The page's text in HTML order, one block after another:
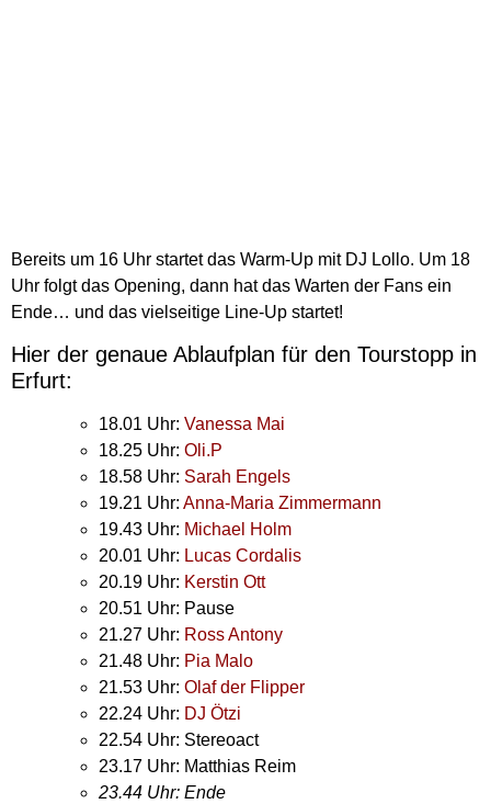
Bereits um 16 Uhr startet das Warm-Up mit DJ Lollo. Um 18
Uhr folgt das Opening, dann hat das Warten der Fans ein
Ende… und das vielseitige Line-Up startet!
Hier der genaue Ablaufplan für den Tourstopp in
Erfurt:
18.01 Uhr: Vanessa Mai
18.25 Uhr: Oli.P
18.58 Uhr: Sarah Engels
19.21 Uhr: Anna-Maria Zimmermann
19.43 Uhr: Michael Holm
20.01 Uhr: Lucas Cordalis
20.19 Uhr: Kerstin Ott
20.51 Uhr: Pause
21.27 Uhr: Ross Antony
21.48 Uhr: Pia Malo
21.53 Uhr: Olaf der Flipper
22.24 Uhr: DJ Ötzi
22.54 Uhr: Stereoact
23.17 Uhr: Matthias Reim
23.44 Uhr: Ende